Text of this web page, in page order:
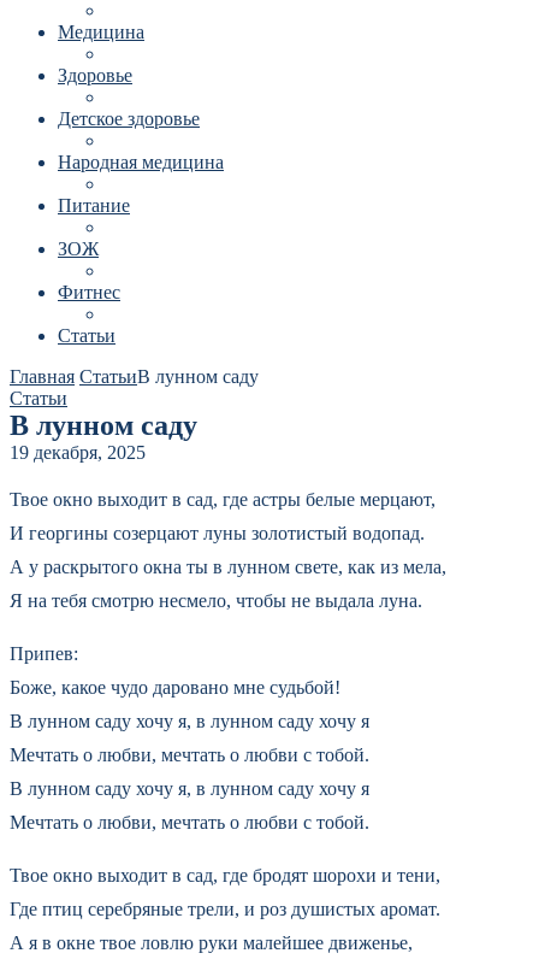
Медицина
Здоровье
Детское здоровье
Народная медицина
Питание
ЗОЖ
Фитнес
Статьи
Главная СтатьиВ лунном саду
Статьи
В лунном саду
19 декабря, 2025
Твое окно выходит в сад, где астры белые мерцают,
И георгины созерцают луны золотистый водопад.
А у раскрытого окна ты в лунном свете, как из мела,
Я на тебя смотрю несмело, чтобы не выдала луна.
Припев:
Боже, какое чудо даровано мне судьбой!
В лунном саду хочу я, в лунном саду хочу я
Мечтать о любви, мечтать о любви с тобой.
В лунном саду хочу я, в лунном саду хочу я
Мечтать о любви, мечтать о любви с тобой.
Твое окно выходит в сад, где бродят шорохи и тени,
Где птиц серебряные трели, и роз душистых аромат.
А я в окне твое ловлю руки малейшее движенье,